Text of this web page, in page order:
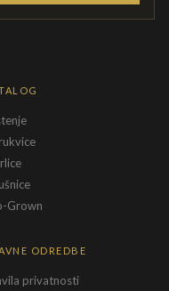
Grown
ODREDBE
privatnosti